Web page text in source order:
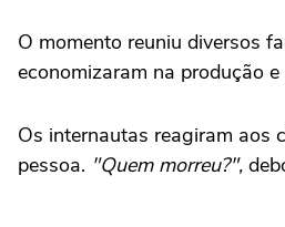
O momento reuniu diversos
economizaram na produção
Os internautas reagiram aos
pessoa. "Quem morreu?",